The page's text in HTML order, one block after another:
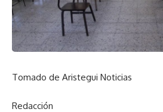
Tomado de Aristegui Noticias
Redacción